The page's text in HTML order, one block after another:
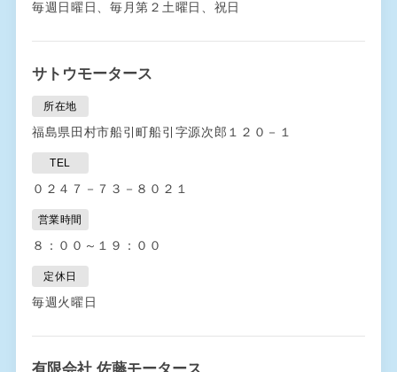
毎週日曜日、毎月第２土曜日、祝日
サトウモータース
所在地
福島県田村市船引町船引字源次郎１２０－１
TEL
０２４７－７３－８０２１
営業時間
８：００～１９：００
定休日
毎週火曜日
有限会社 佐藤モータース